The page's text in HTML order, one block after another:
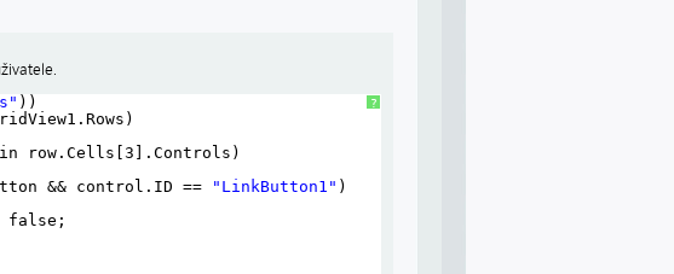
?
))
row.Cells[3].Controls)
&& control.ID ==
"LinkButton1" )
false;